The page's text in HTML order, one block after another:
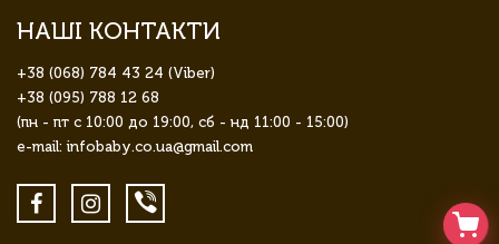
НАШІ КОНТАКТИ
+38 (068) 784 43 24 (Viber)
+38 (095) 788 12 68
(пн - пт с 10:00 до 19:00, сб - нд 11:00 - 15:00)
e-mail: infobaby.co.ua@gmail.com